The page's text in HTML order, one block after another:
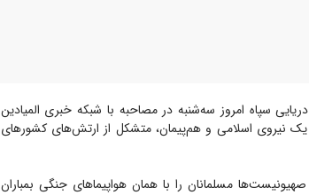
سپاه امروز سه‌شنبه در مصاحبه با شبکه خبری المیادین
یک نیروی اسلامی و هم‌پیمان، متشکل از ارتش‌های کشورهای
مسلمانان را با همان هواپیماهای جنگی بمباران